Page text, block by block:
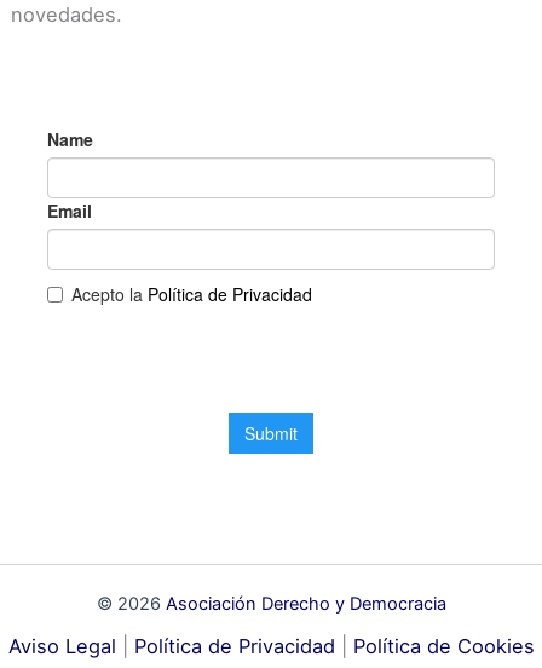
novedades.
© 2026 Asociación Derecho y Democracia
Aviso Legal Política de Privacidad Política de Cookies